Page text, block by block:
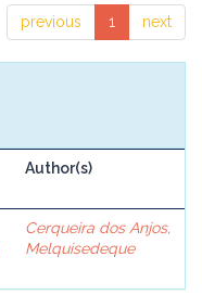
previous 1 next
Author(s)
Cerqueira dos Anjos,
Melquisedeque